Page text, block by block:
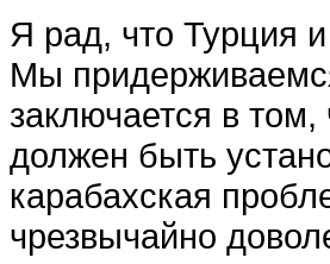
Я рад, что Турция
Мы
заключается в
должен быть
карабахская
чрезвычайно